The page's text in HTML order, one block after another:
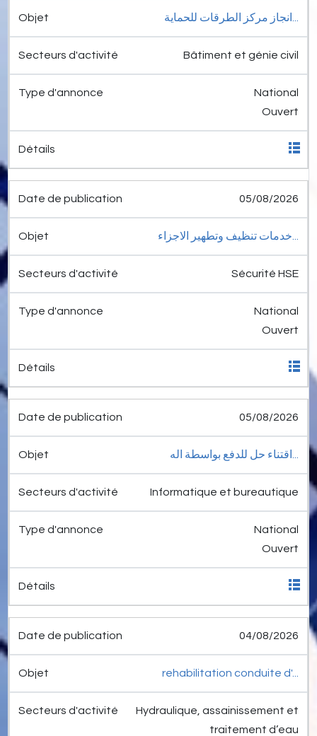
انجاز مركز الطرقات للحماية...
Bâtiment et génie civil
National
Ouvert
05/08/2026
خدمات تنظيف وتطهير الاجزاء...
Sécurité HSE
National
Ouvert
05/08/2026
اقتناء حل للدفع بواسطة اله...
Informatique et bureautique
National
Ouvert
04/08/2026
rehabilitation conduite d'...
Hydraulique, assainissement et
traitement d’eau